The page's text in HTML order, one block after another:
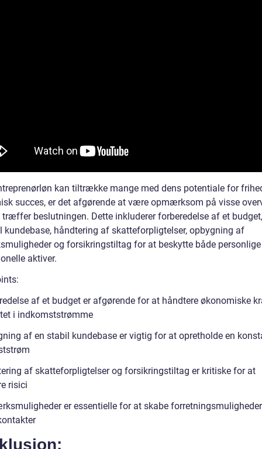
kan tiltrække mange med dens potentiale for
succes, er det afgørende at være opmærksom på visse
beslutningen. Dette inkluderer forberedelse af et
kundebase, håndtering af skatteforpligtelser, opbygning af
og forsikringstiltag for at beskytte både
aktiver.
af et budget er afgørende for at håndtere økonomiske
i indkomststrømme
af en stabil kundebase er vigtig for at opretholde en
af skatteforpligtelser og forsikringstiltag er kritiske for at
risici
er essentielle for at skabe